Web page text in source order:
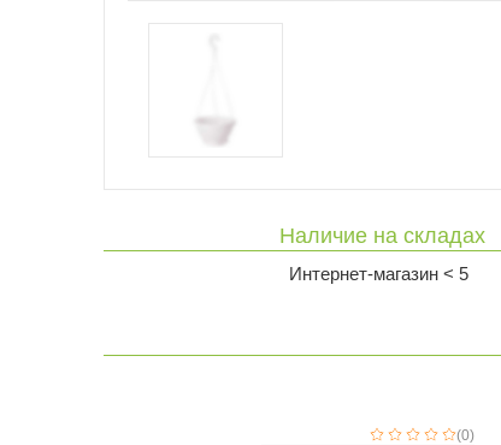
Наличие на складах
Интернет-магазин < 5
(0)